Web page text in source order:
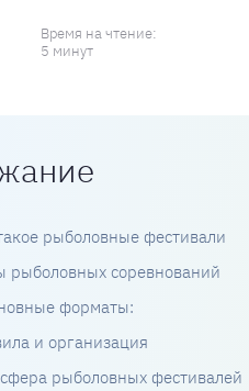
Время на чтение:
5 минут
рыболовные фестивали
рыболовных соревнований
форматы:
и организация
рыболовных фестивалей